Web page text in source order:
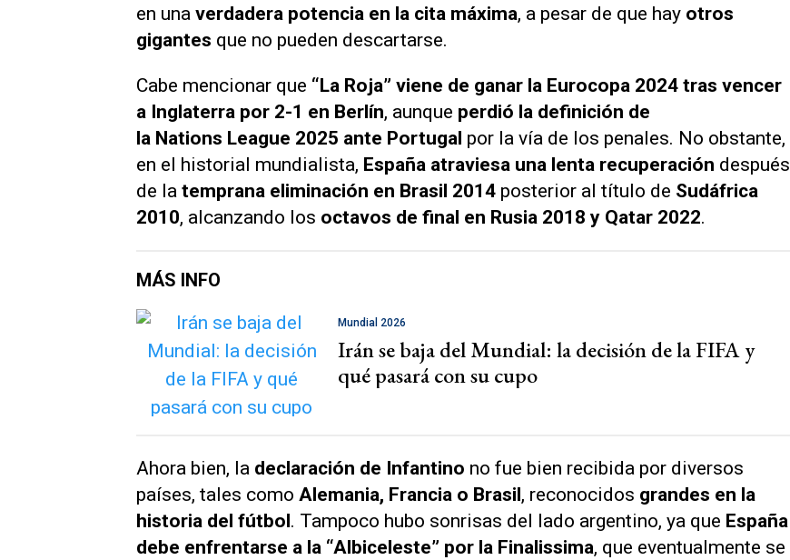
en una verdadera potencia en la cita máxima, a pesar de que hay otros
gigantes que no pueden descartarse.
Cabe mencionar que “La Roja” viene de ganar la Eurocopa 2024 tras vencer
a Inglaterra por 2-1 en Berlín, aunque perdió la definición de
la Nations League 2025 ante Portugal por la vía de los penales. No obstante,
en el historial mundialista, España atraviesa una lenta recuperación después
de la temprana eliminación en Brasil 2014 posterior al título de Sudáfrica
2010, alcanzando los octavos de final en Rusia 2018 y Qatar 2022.
MÁS INFO
Mundial 2026
Irán se baja del Mundial: la decisión de la FIFA y
qué pasará con su cupo
Ahora bien, la declaración de Infantino no fue bien recibida por diversos
países, tales como Alemania, Francia o Brasil, reconocidos grandes en la
historia del fútbol. Tampoco hubo sonrisas del lado argentino, ya que España
debe enfrentarse a la “Albiceleste” por la Finalissima, que eventualmente se